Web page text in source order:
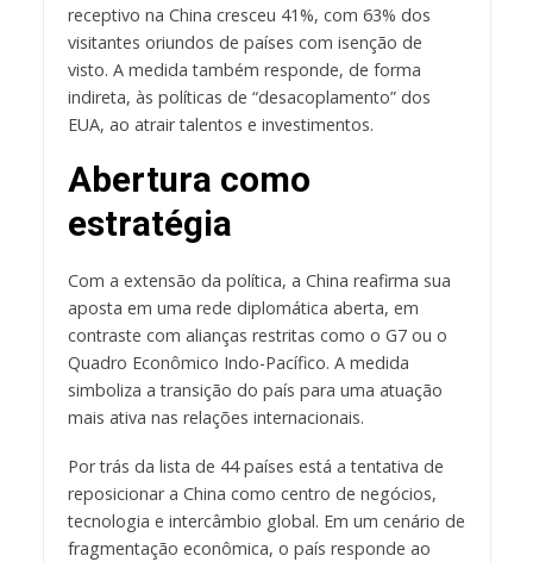
receptivo na China cresceu 41%, com 63% dos
visitantes oriundos de países com isenção de
visto. A medida também responde, de forma
indireta, às políticas de “desacoplamento” dos
EUA, ao atrair talentos e investimentos.
Abertura como
estratégia
Com a extensão da política, a China reafirma sua
aposta em uma rede diplomática aberta, em
contraste com alianças restritas como o G7 ou o
Quadro Econômico Indo-Pacífico. A medida
simboliza a transição do país para uma atuação
mais ativa nas relações internacionais.
Por trás da lista de 44 países está a tentativa de
reposicionar a China como centro de negócios,
tecnologia e intercâmbio global. Em um cenário de
fragmentação econômica, o país responde ao